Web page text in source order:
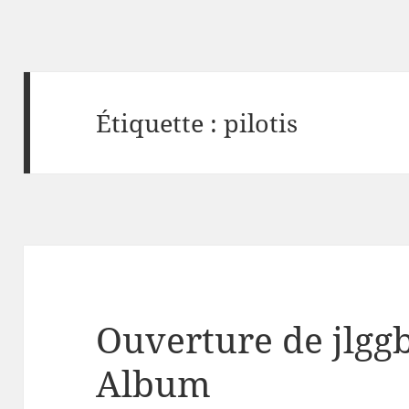
Étiquette :pilotis
Ouverture de
Album